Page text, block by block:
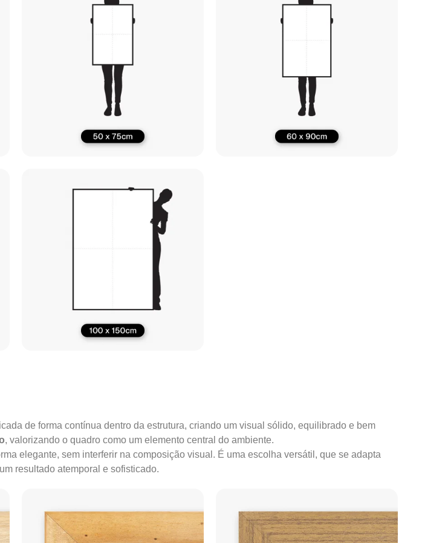
de forma contínua dentro da estrutura, criando um visual sólido, equilibrado e bem
, valorizando o quadro como um elemento central do ambiente.
elegante, sem interferir na composição visual. É uma escolha versátil, que se adapta
resultado atemporal e sofisticado.